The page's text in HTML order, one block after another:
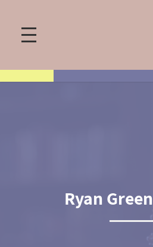
Ryan Green